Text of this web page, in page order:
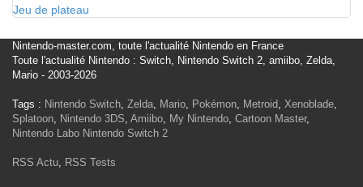
Jeu de plateau
Nintendo-master.com, toute l'actualité Nintendo en France
Toute l'actualité Nintendo : Switch, Nintendo Switch 2, amiibo, Zelda,
Mario - 2003-2026
Tags : Nintendo Switch, Zelda, Mario, Pokémon, Metroid, Xenoblade,
Splatoon, Nintendo 3DS, Amiibo, My Nintendo, Cartoon Master,
Nintendo Labo Nintendo Switch 2
RSS Actu, RSS Tests